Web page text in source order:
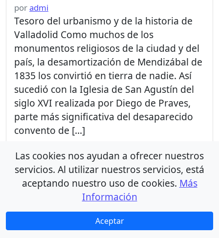
poradmi
Tesoro del urbanismo y de la historia de
Valladolid Como muchos de los
monumentos religiosos de la ciudad y del
país, la desamortización de Mendizábal de
1835 los convirtió en tierra de nadie. Así
sucedió con la Iglesia de San Agustín del
siglo XVI realizada por Diego de Praves,
parte más significativa del desaparecido
convento de […]
Lea más »
Etiquetado cultura monumentos
Ocio
patrimonio
Turismo
turismo accesible
Las cookies nos ayudan a ofrecer nuestros
servicios. Al utilizar nuestros servicios, está
aceptando nuestro uso de cookies. Más
Información
Aceptar